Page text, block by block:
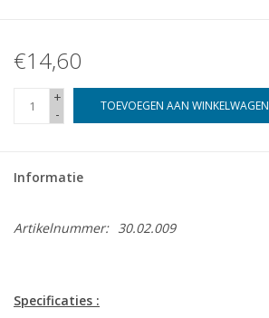
€14,60
+
-
TOEVOEGEN AAN WINKELWAGEN
Informatie
Artikelnummer: 30.02.009
Specificaties :